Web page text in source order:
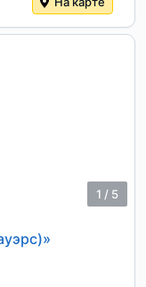
1 / 5